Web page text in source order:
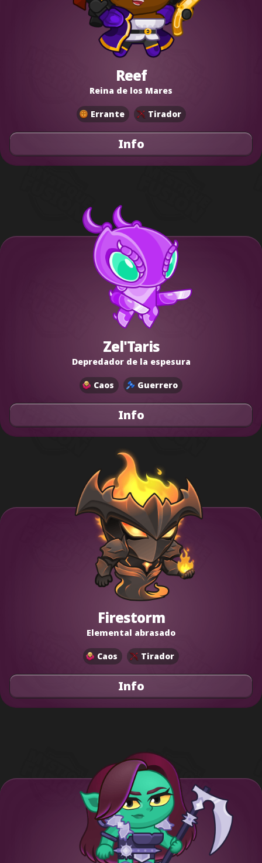
Reef
Reina de los Mares
Errante Tirador
Info
Zel'Taris
Depredador de la espesura
Caos Guerrero
Info
Firestorm
Elemental abrasado
Caos Tirador
Info